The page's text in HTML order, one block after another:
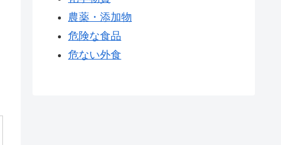
農薬・添加物
危険な食品
危ない外食